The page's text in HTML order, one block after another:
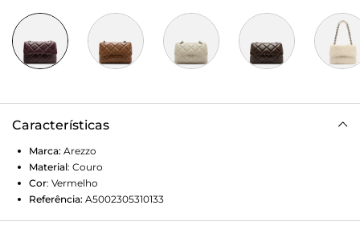
Características
Marca: Arezzo
Material: Couro
Cor: Vermelho
Referência: A5002305310133